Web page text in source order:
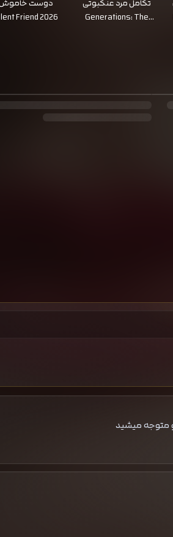
تکامل مرد عنکبوتی
Generations: The
دوست
Friend 2026
متوجه میشید